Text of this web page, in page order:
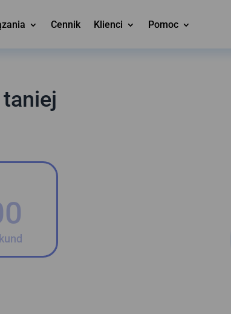
Cennik Klienci Pomoc